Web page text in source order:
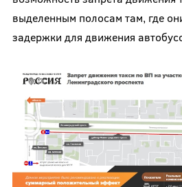
выделенным полосам там, где
задержки для движения